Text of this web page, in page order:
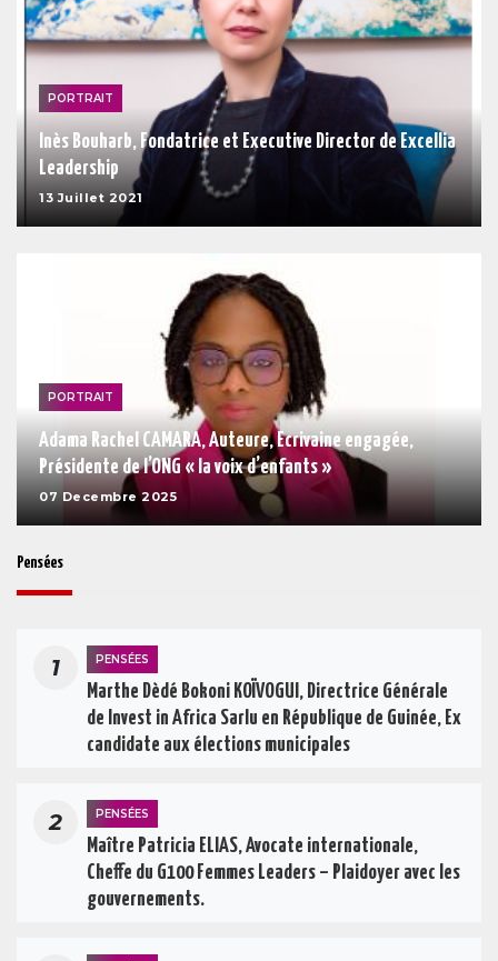
PORTRAIT
Inès Bouharb, Fondatrice et Executive Director de Excellia
Leadership
13 Juillet 2021
PORTRAIT
Adama Rachel CAMARA, Auteure, Ecrivaine engagée,
Présidente de l’ONG « la voix d’enfants »
07 Decembre 2025
Pensées
1 PENSÉES
Marthe Dèdé Bokoni KOÏVOGUI, Directrice Générale
de Invest in Africa Sarlu en République de Guinée, Ex
candidate aux élections municipales
2 PENSÉES
Maître Patricia ELIAS, Avocate internationale,
Cheffe du G100 Femmes Leaders – Plaidoyer avec les
gouvernements.